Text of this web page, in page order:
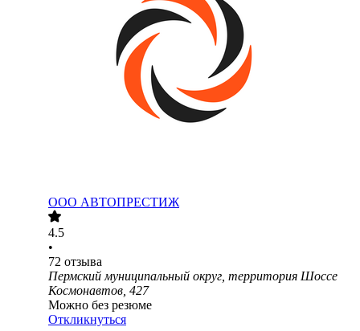
ООО АВТОПРЕСТИЖ
4.5
•
72 отзыва
Пермский муниципальный округ, территория Шоссе
Космонавтов, 427
Можно без резюме
Откликнуться